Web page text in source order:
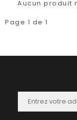
Aucun produit
Page 1 de 1